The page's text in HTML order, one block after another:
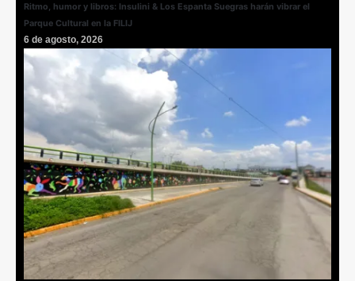
Ritmo, humor y libros: Insulini & Los Espanta Suegras harán vibrar el
Parque Cultural en la FILIJ
6 de agosto, 2026